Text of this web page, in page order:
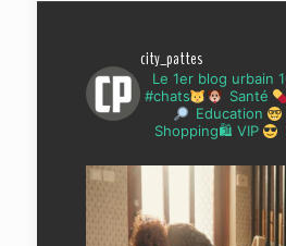
city_pattes
Le 1er blog urbain
#chats
Santé
Education
Shopping🛍 VIP